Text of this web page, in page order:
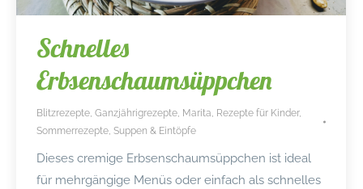
Schnelles
Erbsenschaumsüppchen
Blitzrezepte, Ganzjährigrezepte, Marita, Rezepte für Kinder,
Sommerrezepte, Suppen & Eintöpfe
Dieses cremige Erbsenschaumsüppchen ist ideal
für mehrgängige Menüs oder einfach als schnelles